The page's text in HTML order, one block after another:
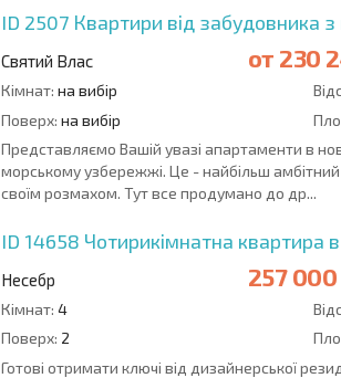
ID 2507 Квартири від забудовника
Святий Влас от 230
Кімнат: на вибір
Поверх: на вибір
Представляємо Вашій увазі апартаменти в
морському узбережжі. Це - найбільш
своїм розмахом. Тут все продумано до др...
ID 14658 Чотирикімнатна квартира
Несебр 257
Кімнат: 4
Поверх: 2
Готові отримати ключі від дизайнерської